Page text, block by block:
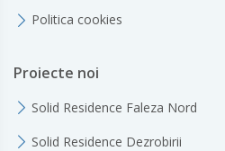
Politica cookies
Proiecte noi
Solid Residence Faleza Nord
Solid Residence Dezrobirii